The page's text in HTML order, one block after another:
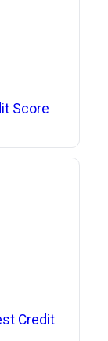
Score
Credit